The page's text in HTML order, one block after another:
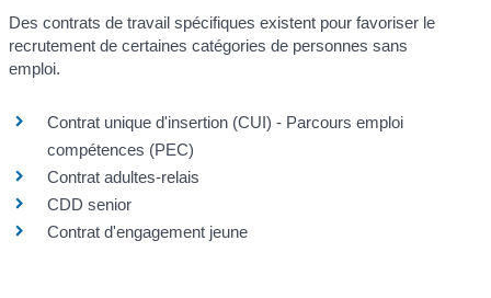
Des contrats de travail spécifiques existent pour favoriser le
recrutement de certaines catégories de personnes sans
emploi.
Contrat unique d'insertion (CUI) - Parcours emploi
compétences (PEC)
Contrat adultes-relais
CDD senior
Contrat d'engagement jeune